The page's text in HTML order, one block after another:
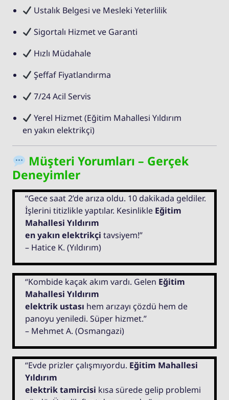
Ustalık Belgesi ve Mesleki Yeterlilik
Sigortalı Hizmet ve Garanti
Hızlı Müdahale
Şeffaf Fiyatlandırma
7/24 Acil Servis
Yerel Hizmet (Eğitim Mahallesi Yıldırım
en yakın elektrikçi)
Müşteri Yorumları – Gerçek
Deneyimler
“Gece saat 2’de arıza oldu. 10 dakikada geldiler.
İşlerini titizlikle yaptılar. Kesinlikle Eğitim
Mahallesi Yıldırım
en yakın elektrikçi tavsiyem!”
– Hatice K. (Yıldırım)
“Kombide kaçak akım vardı. Gelen Eğitim
Mahallesi Yıldırım
elektrik ustası hem arızayı çözdü hem de
panoyu yeniledi. Süper hizmet.”
– Mehmet A. (Osmangazi)
“Evde prizler çalışmıyordu. Eğitim Mahallesi
Yıldırım
elektrik tamircisi kısa sürede gelip problemi